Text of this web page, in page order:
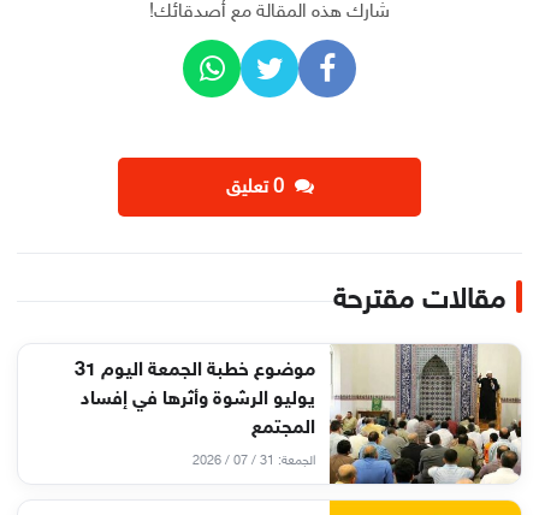
شارك هذه المقالة مع أصدقائك!
‫0 تعليق
مقالات مقترحة
موضوع خطبة الجمعة اليوم 31
يوليو الرشوة وأثرها في إفساد
المجتمع
الجمعة: 31 / 07 / 2026